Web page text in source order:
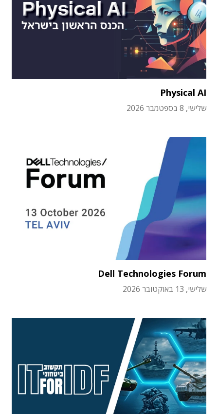
Physical AI
שלישי, 8 בספטמבר 2026
Dell Technologies Forum
שלישי, 13 באוקטובר 2026